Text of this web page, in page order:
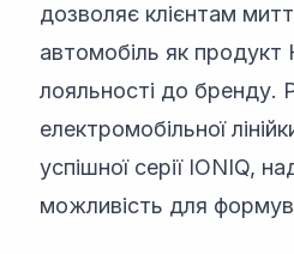
дозволяє клієнтам
автомобіль як
лояльності до бренду.
електромобільної
успішної серії IONIQ,
можливість для